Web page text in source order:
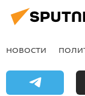
НОВОСТИ